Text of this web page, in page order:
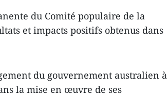
du Comité populaire de la
et impacts positifs obtenus dans
du gouvernement australien à
la mise en œuvre de ses